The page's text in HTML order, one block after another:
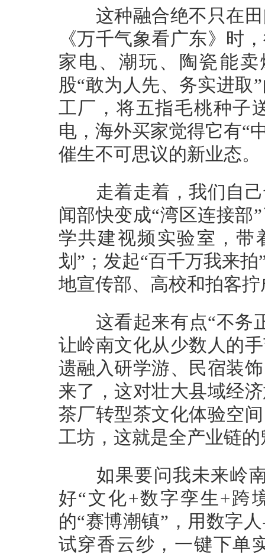
这种融合绝不只在田
《万千气象看广东》时
家电、潮玩、陶瓷能
股“敢为人先、务实进取
工厂，将五指毛桃种子
电，海外买家觉得它有“
催生不可思议的新业态。
走着走着，我们自己
闻部快变成“湾区连接部
学共建视频实验室，带
划”；发起“百千万我来
地宣传部、高校和拍客
这看起来有点“不务正
让岭南文化从少数人的
遗融入研学游、民宿装
来了，这对壮大县域经
茶厂转型茶文化体验空
工坊，这就是全产业链的
如果要问我未来岭南
好“文化+数字孪生+跨
的“赛博潮镇”，用数字
试穿香云纱，一键下单